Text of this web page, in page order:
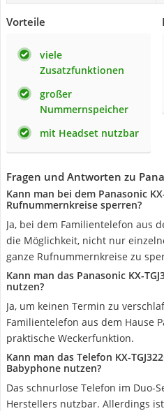
Vorteile
viele
Zusatzfunktionen
großer
Nummernspeicher
mit Headset nutzbar
Fragen und Antworten zu
Kann man bei dem Panasonic
Rufnummernkreise sperren?
Ja, bei dem Familientelefon aus
die Möglichkeit, nicht nur
ganze Rufnummernkreise zu
Kann man das Panasonic KX-
nutzen?
Ja, um keinen Termin zu
Familientelefon aus dem Hause
praktische Weckerfunktion.
Kann man das Telefon KX-
Babyphone nutzen?
Das schnurlose Telefon im Duo-
Herstellers nutzbar. Allerdings